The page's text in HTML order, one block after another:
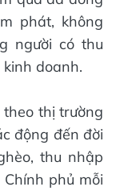
phát, không
người có thu
doanh.
theo thị trường
động đến đời
thu nhập
phủ mỗi